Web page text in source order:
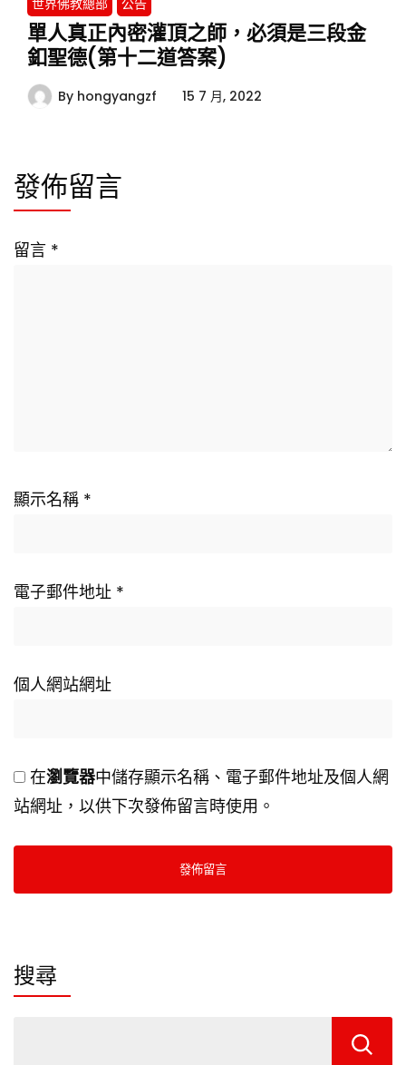
單人真正內密灌頂之師，必須是三段金
釦聖德(第十二道答案)
By hongyangzf 15 7 月, 2022
發佈留言
留言 *
顯示名稱 *
電子郵件地址 *
個人網站網址
在瀏覽器中儲存顯示名稱、電子郵件地址及個人網
站網址，以供下次發佈留言時使用。
搜尋